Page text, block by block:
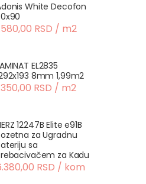
White Decofon
RSD / m2
EL2835
8mm 1,99m2
RSD / m2
12247B Elite e91B
za Ugradnu
sa
za Kadu
RSD / kom